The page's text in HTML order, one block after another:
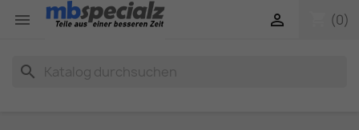
 (0)

search